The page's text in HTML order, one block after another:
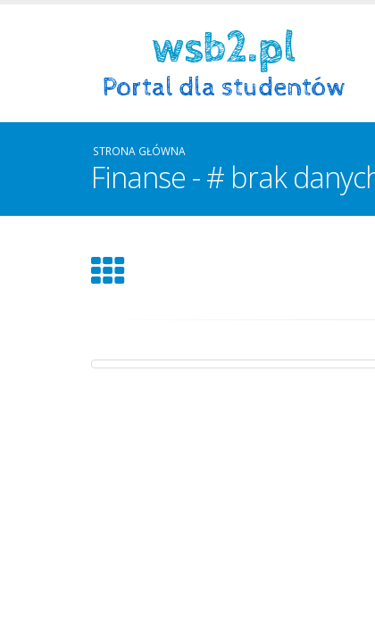
STRONA GŁÓWNA
Finanse - # brak